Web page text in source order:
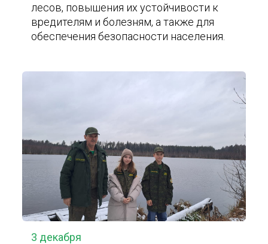
лесов, повышения их устойчивости к
вредителям и болезням, а также для
обеспечения безопасности населения.
3 декабря